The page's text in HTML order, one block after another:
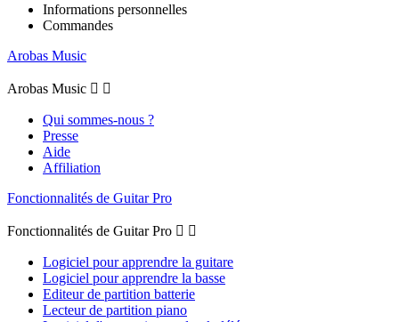
Informations personnelles
Commandes
Arobas Music
Arobas Music  
Qui sommes-nous ?
Presse
Aide
Affiliation
Fonctionnalités de Guitar Pro
Fonctionnalités de Guitar Pro  
Logiciel pour apprendre la guitare
Logiciel pour apprendre la basse
Editeur de partition batterie
Lecteur de partition piano